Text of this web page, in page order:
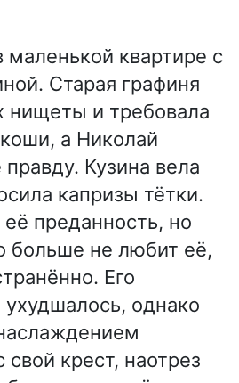
маленькой квартире с
Старая графиня
нищеты и требовала
а Николай
Кузина вела
капризы тётки.
преданность, но
больше не любит её,
Его
однако
свой крест, наотрез